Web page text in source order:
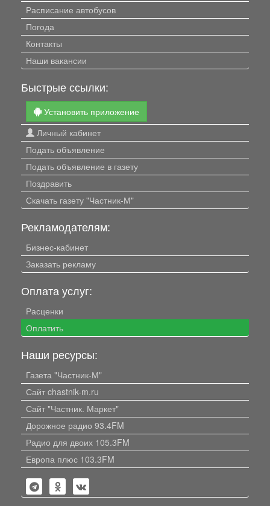
Расписание автобусов
Погода
Контакты
Наши вакансии
Быстрые ссылки:
Установить приложение
Личный кабинет
Подать объявление
Подать объявление в газету
Поздравить
Скачать газету "Частник-М"
Рекламодателям:
Бизнес-кабинет
Заказать рекламу
Оплата услуг:
Расценки
Оплатить
Наши ресурсы:
Газета "Частник-М"
Сайт chastnik-m.ru
Сайт "Частник. Маркет"
Дорожное радио 93.4FM
Радио для двоих 105.3FM
Европа плюс 103.3FM